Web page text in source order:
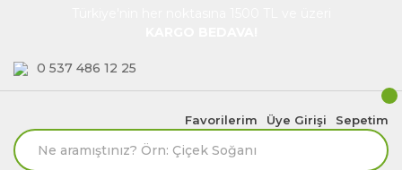
0 537 486 12 25
Favorilerim Üye Girişi Sepetim